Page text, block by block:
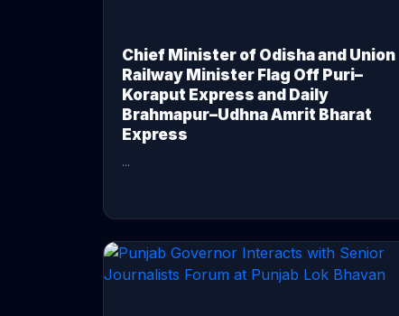
Chief Minister of Odisha and Union
Railway Minister Flag Off Puri–
Koraput Express and Daily
Brahmapur–Udhna Amrit Bharat
Express
...